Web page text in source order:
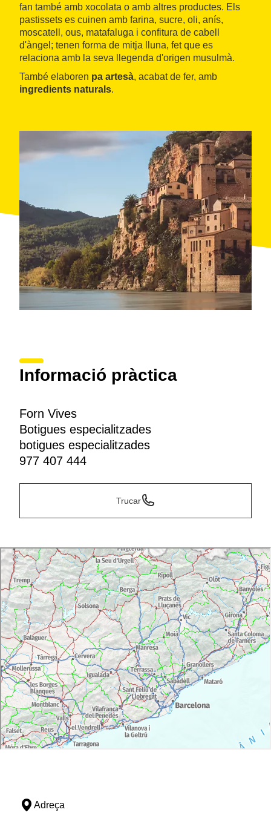
fan també amb xocolata o amb altres productes. Els
pastissets es cuinen amb farina, sucre, oli, anís,
moscatell, ous, matafaluga i confitura de cabell
d'àngel; tenen forma de mitja lluna, fet que es
relaciona amb la seva llegenda d'origen musulmà.
També elaboren pa artesà, acabat de fer, amb
ingredients naturals.
Informació pràctica
Forn Vives
Botigues especialitzades
botigues especialitzades
977 407 444
Trucar
Adreça